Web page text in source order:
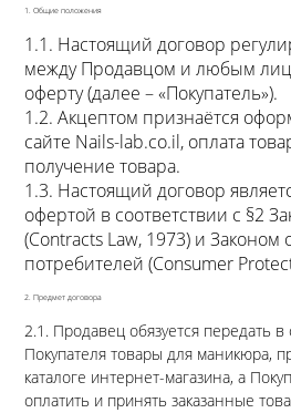
1. Общие положения
1.1. Настоящий договор
между Продавцом и любым
оферту (далее – «Покупатель»).
1.2. Акцептом признаётся
сайте Nails-lab.co.il, оплата
получение товара.
1.3. Настоящий договор
офертой в соответствии с §2
(Contracts Law, 1973) и Законом
потребителей (Consumer
2. Предмет договора
2.1. Продавец обязуется передать
Покупателя товары для маникюра,
каталоге интернет-магазина, а
оплатить и принять заказанные